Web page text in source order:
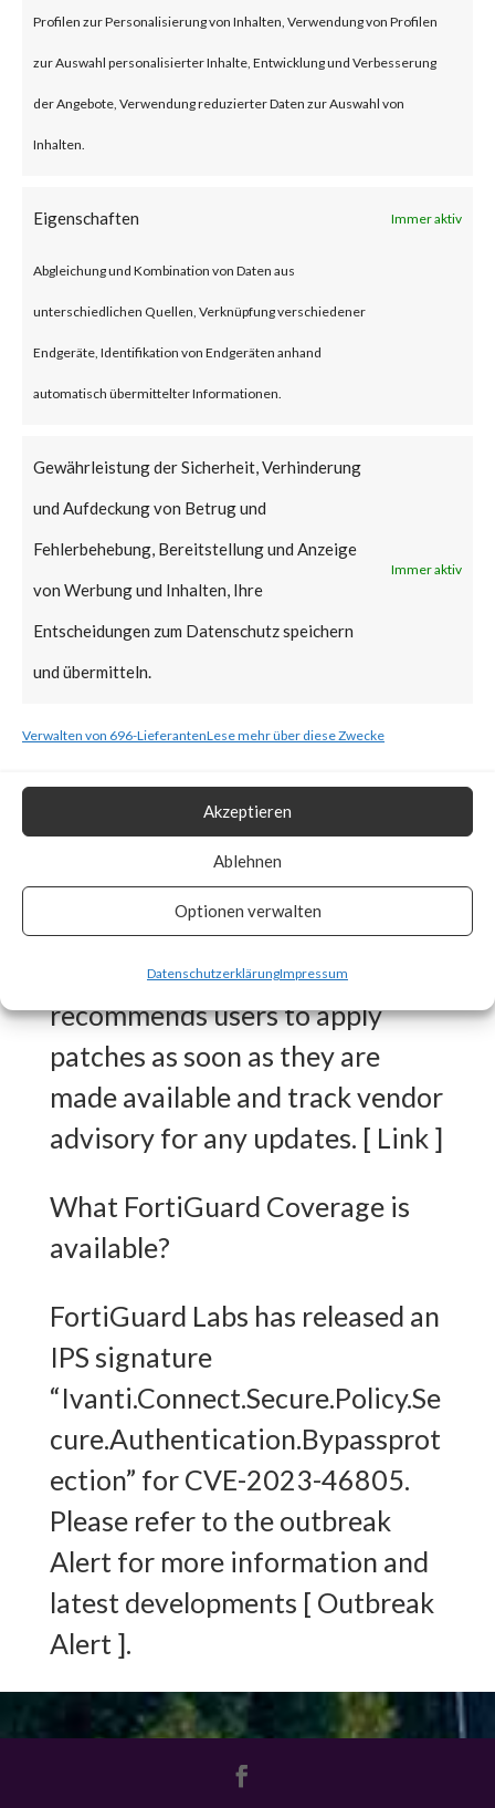
Profilen zur Personalisierung von Inhalten, Verwendung von Profilen
zur Auswahl personalisierter Inhalte, Entwicklung und Verbesserung
der Angebote, Verwendung reduzierter Daten zur Auswahl von
Inhalten.
Eigenschaften Immer aktiv
Abgleichung und Kombination von Daten aus
unterschiedlichen Quellen, Verknüpfung verschiedener
Endgeräte, Identifikation von Endgeräten anhand
automatisch übermittelter Informationen.
Gewährleistung der Sicherheit, Verhinderung
und Aufdeckung von Betrug und
Fehlerbehebung, Bereitstellung und Anzeige
von Werbung und Inhalten, Ihre
Entscheidungen zum Datenschutz speichern
und übermitteln.
Immer aktiv
Verwalten von 696-LieferantenLese mehr über diese Zwecke
Akzeptieren
Ablehnen
Optionen verwalten
DatenschutzerklärungImpressum
21887). The vulnerabilities are
an authentication bypass and
command injection
vulnerabilities, respectively in
application. According to the
vendor advisory, when chained
together, exploiting these
vulnerabilities when chained
together may allow attackers to
for authentication on the
compromised system. Both
vulnerabilities have been added
to CISA’s Known Exploited
Vulnerabilities (KEV) catalog.
no patch available; Ivanti has
released workarounds as the
two new vulnerabilities are
actively being exploited in the
wild. FortiGuard Labs strongly
recommends users to apply
patches as soon as they are
made available and track vendor
advisory for any updates. [ Link ]
What FortiGuard Coverage is
available?
FortiGuard Labs has released an
IPS signature
“Ivanti.Connect.Secure.Policy.Se
cure.Authentication.Bypassprot
ection” for CVE-2023-46805.
Please refer to the outbreak
Alert for more information and
latest developments [ Outbreak
Alert ].